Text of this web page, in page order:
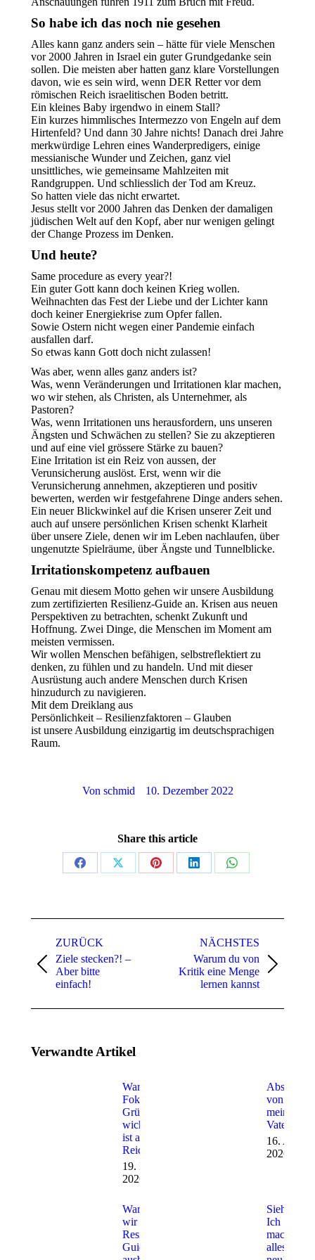
So habe ich das noch nie gesehen
Alles kann ganz anders sein – hätte für viele Menschen
vor 2000 Jahren in Israel ein guter Grundgedanke sein
sollen. Die meisten aber hatten ganz klare Vorstellungen
davon, wie es sein wird, wenn DER Retter vor dem
römischen Reich israelitischen Boden betritt.
Ein kleines Baby irgendwo in einem Stall?
Ein kurzes himmlisches Intermezzo von Engeln auf dem
Hirtenfeld? Und dann 30 Jahre nichts! Danach drei Jahre
merkwürdige Lehren eines Wanderpredigers, einige
messianische Wunder und Zeichen, ganz viel
unsittliches, wie gemeinsame Mahlzeiten mit
Randgruppen. Und schliesslich der Tod am Kreuz.
So hatten viele das nicht erwartet.
Jesus stellt vor 2000 Jahren das Denken der damaligen
jüdischen Welt auf den Kopf, aber nur wenigen gelingt
der Change Prozess im Denken.
Und heute?
Same procedure as every year?!
Ein guter Gott kann doch keinen Krieg wollen.
Weihnachten das Fest der Liebe und der Lichter kann
doch keiner Energiekrise zum Opfer fallen.
Sowie Ostern nicht wegen einer Pandemie einfach
ausfallen darf.
So etwas kann Gott doch nicht zulassen!
Was aber, wenn alles ganz anders ist?
Was, wenn Veränderungen und Irritationen klar machen,
wo wir stehen, als Christen, als Unternehmer, als
Pastoren?
Was, wenn Irritationen uns herausfordern, uns unseren
Ängsten und Schwächen zu stellen? Sie zu akzeptieren
und auf eine viel grössere Stärke zu bauen?
Eine Irritation ist ein Reiz von aussen, der
Verunsicherung auslöst. Erst, wenn wir die
Verunsicherung annehmen, akzeptieren und positiv
bewerten, werden wir festgefahrene Dinge anders sehen.
Ein neuer Blickwinkel auf die Krisen unserer Zeit und
auch auf unsere persönlichen Krisen schenkt Klarheit
über unsere Ziele, denen wir im Leben nachlaufen, über
ungenutzte Spielräume, über Ängste und Tunnelblicke.
Irritationskompetenz aufbauen
Genau mit diesem Motto gehen wir unsere Ausbildung
zum zertifizierten Resilienz-Guide an. Krisen aus neuen
Perspektiven zu betrachten, schenkt Zukunft und
Hoffnung. Zwei Dinge, die Menschen im Moment am
meisten vermissen.
Wir wollen Menschen befähigen, selbstreflektiert zu
denken, zu fühlen und zu handeln. Und mit dieser
Ausrüstung auch andere Menschen durch Krisen
hinzudurch zu navigieren.
Mit dem Dreiklang aus
Persönlichkeit – Resilienzfaktoren – Glauben
ist unsere Ausbildung einzigartig im deutschsprachigen
Raum.
Von schmid 10. Dezember 2022
Share this article
ZURÜCK
Ziele stecken?! –
Aber bitte
einfach!
NÄCHSTES
Warum du von
Kritik eine Menge
lernen kannst
Verwandte Artikel
Warum
Fokus für
Gründer
wichtiger
ist als
Reichweite
19. Mai
2026
Abschied
von
meinem
Vater
16. April
2026
Warum
wir
Resilienz-
Guides
Siehe!
Ich
mache
alles